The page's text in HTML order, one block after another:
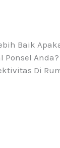
Baik
Di